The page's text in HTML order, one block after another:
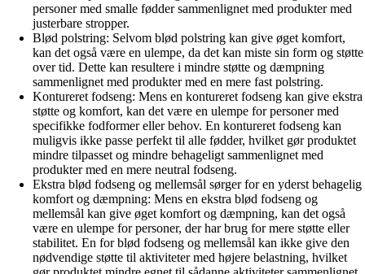
personer med smalle fødder sammenlignet med produkter med
justerbare stropper.
Blød polstring: Selvom blød polstring kan give øget komfort,
kan det også være en ulempe, da det kan miste sin form og støtte
over tid. Dette kan resultere i mindre støtte og dæmpning
sammenlignet med produkter med en mere fast polstring.
Kontureret fodseng: Mens en kontureret fodseng kan give ekstra
støtte og komfort, kan det være en ulempe for personer med
specifikke fodformer eller behov. En kontureret fodseng kan
muligvis ikke passe perfekt til alle fødder, hvilket gør produktet
mindre tilpasset og mindre behageligt sammenlignet med
produkter med en mere neutral fodseng.
Ekstra blød fodseng og mellemsål sørger for en yderst behagelig
komfort og dæmpning: Mens en ekstra blød fodseng og
mellemsål kan give øget komfort og dæmpning, kan det også
være en ulempe for personer, der har brug for mere støtte eller
stabilitet. En for blød fodseng og mellemsål kan ikke give den
nødvendige støtte til aktiviteter med højere belastning, hvilket